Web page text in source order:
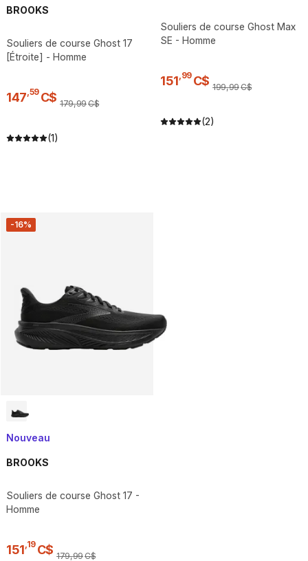
BROOKS
Souliers de course Ghost 17
[Étroite] - Homme
147 59 C$ 179,99C$
(1)
Souliers de course Ghost Max
SE - Homme
151 99 C$ 199,99C$
(2)
-16%
Nouveau
BROOKS
Souliers de course Ghost 17 -
Homme
151,19 C$ 179,99C$